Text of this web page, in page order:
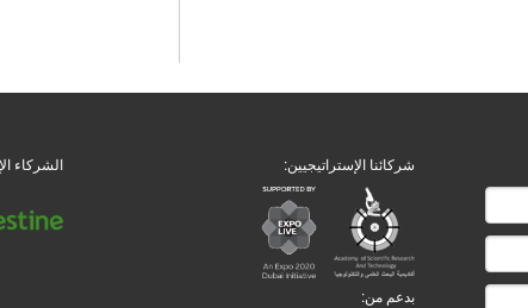
الشركاء شركائنا الإستراتيجيين:
بدعم من: